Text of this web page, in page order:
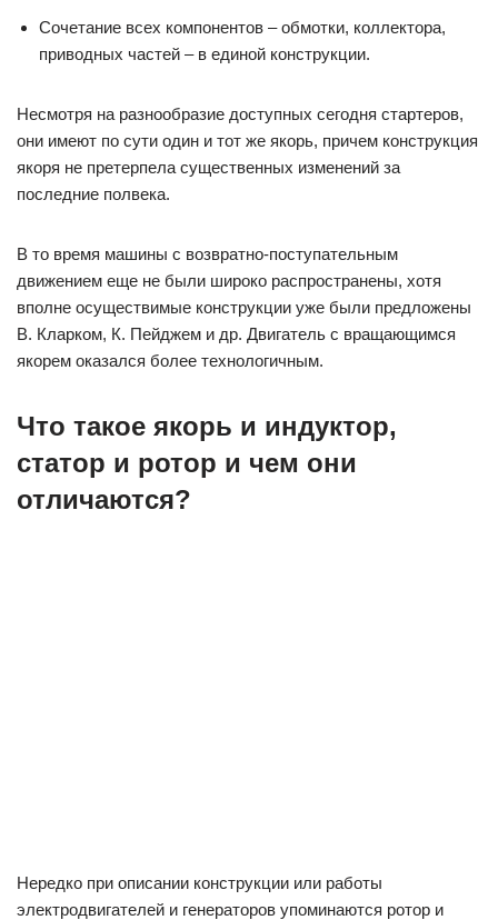
Сочетание всех компонентов – обмотки, коллектора,
приводных частей – в единой конструкции.
Несмотря на разнообразие доступных сегодня стартеров,
они имеют по сути один и тот же якорь, причем конструкция
якоря не претерпела существенных изменений за
последние полвека.
В то время машины с возвратно-поступательным
движением еще не были широко распространены, хотя
вполне осуществимые конструкции уже были предложены
В. Кларком, К. Пейджем и др. Двигатель с вращающимся
якорем оказался более технологичным.
Что такое якорь и индуктор,
статор и ротор и чем они
отличаются?
Нередко при описании конструкции или работы
электродвигателей и генераторов упоминаются ротор и